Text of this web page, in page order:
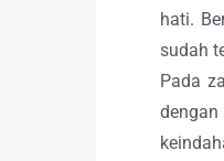
hati.
sudah
Pada
dengan